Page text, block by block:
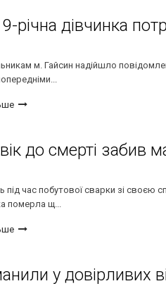
річна дівчинка
м. Гайсин надійшло
до смерті забив
під час побутової сварки зі своєю
померла щ...
у довірливих